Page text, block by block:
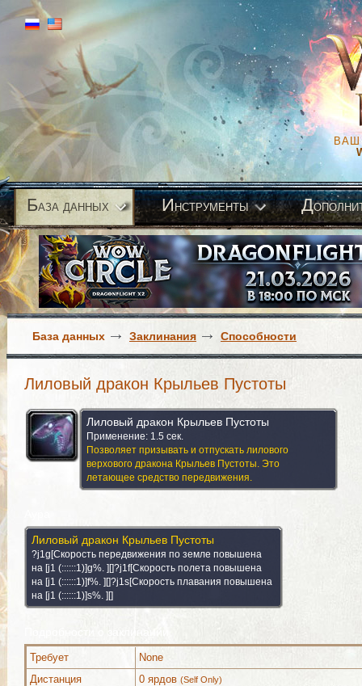
ВАШ
База данных Инструменты Д
База данных Заклинания Способности
Лиловый дракон Крыльев Пустоты
Лиловый дракон Крыльев Пустоты
Применение: 1.5 сек.
Позволяет призывать и отпускать лилового
верхового дракона Крыльев Пустоты. Это
летающее средство передвижения.
Лиловый дракон Крыльев Пустоты
?j1g[Скорость передвижения по земле повышена
на [j1 (::::::1)]g%. ][]?j1f[Скорость полета повышена
на [j1 (::::::1)]f%. ][]?j1s[Скорость плавания повышена
на [j1 (::::::1)]s%. ][]
Требует
None
Дистанция
0 ярдов (Self Only)
Можно выучить (1) Комментарии Изображения